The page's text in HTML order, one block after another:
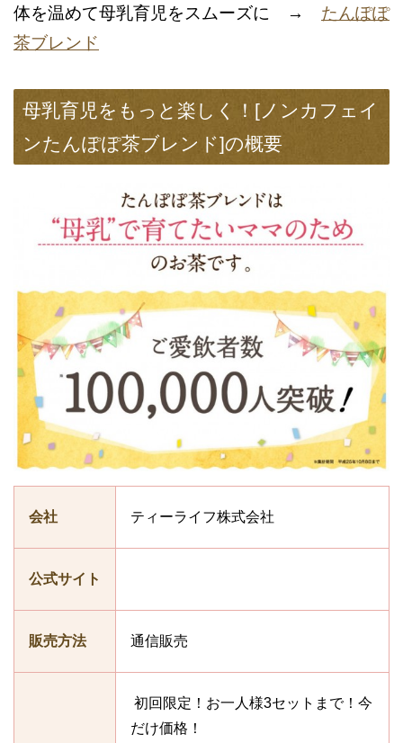
体を温めて母乳育児をスムーズに → たんぽぽ
茶ブレンド
母乳育児をもっと楽しく！[ノンカフェイ
ンたんぽぽ茶ブレンド]の概要
会社 ティーライフ株式会社
公式サイト
販売方法 通信販売
初回限定！お一人様3セットまで！今
だけ価格！